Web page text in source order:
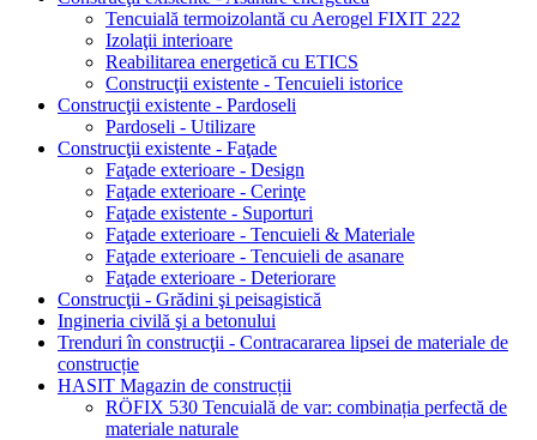
Tencuială termoizolantă cu Aerogel FIXIT 222
Izolaţii interioare
Reabilitarea energetică cu ETICS
Construcţii existente - Tencuieli istorice
Construcţii existente - Pardoseli
Pardoseli - Utilizare
Construcţii existente - Faţade
Faţade exterioare - Design
Faţade exterioare - Cerinţe
Faţade existente - Suporturi
Faţade exterioare - Tencuieli & Materiale
Faţade exterioare - Tencuieli de asanare
Faţade exterioare - Deteriorare
Construcţii - Grădini şi peisagistică
Ingineria civilă şi a betonului
Trenduri în construcţii - Contracararea lipsei de materiale de
construcție
HASIT Magazin de construcții
RÖFIX 530 Tencuială de var: combinația perfectă de
materiale naturale